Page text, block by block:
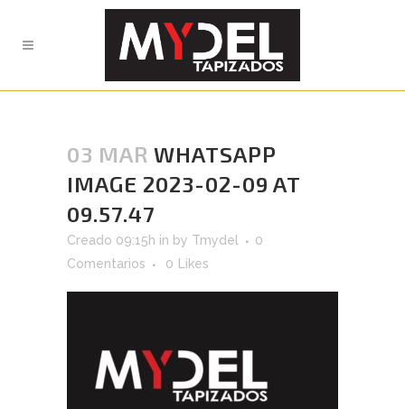
03 MAR WHATSAPP
IMAGE 2023-02-09 AT
09.57.47
Creado 09:15h in by Tmydel
0
Comentarios
0 Likes